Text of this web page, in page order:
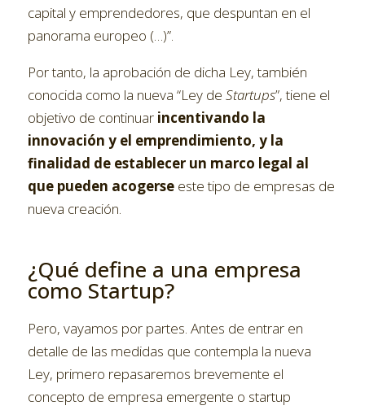
capital y emprendedores, que despuntan en el
panorama europeo (…)”.
Por tanto, la aprobación de dicha Ley, también
conocida como la nueva “Ley de Startups”, tiene el
objetivo de continuar incentivando la
innovación y el emprendimiento, y la
finalidad de establecer un marco legal al
que pueden acogerseeste tipo de empresas de
nueva creación.
¿Qué define a una empresa
como Startup?
Pero, vayamos por partes. Antes de entrar en
detalle de las medidas que contempla la nueva
Ley, primero repasaremos brevemente el
concepto de empresa emergente o startup